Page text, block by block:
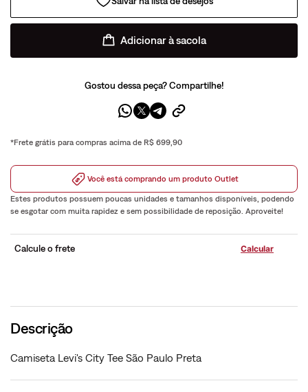
Adicionar à sacola
Gostou dessa peça? Compartilhe!
*Frete grátis para compras acima de R$ 699,90
Você está comprando um produto Outlet
Estes produtos possuem poucas unidades e tamanhos disponíveis, podendo
se esgotar com muita rapidez e sem possibilidade de reposição. Aproveite!
Calcule o frete
Descrição
Camiseta Levi's City Tee São Paulo Preta